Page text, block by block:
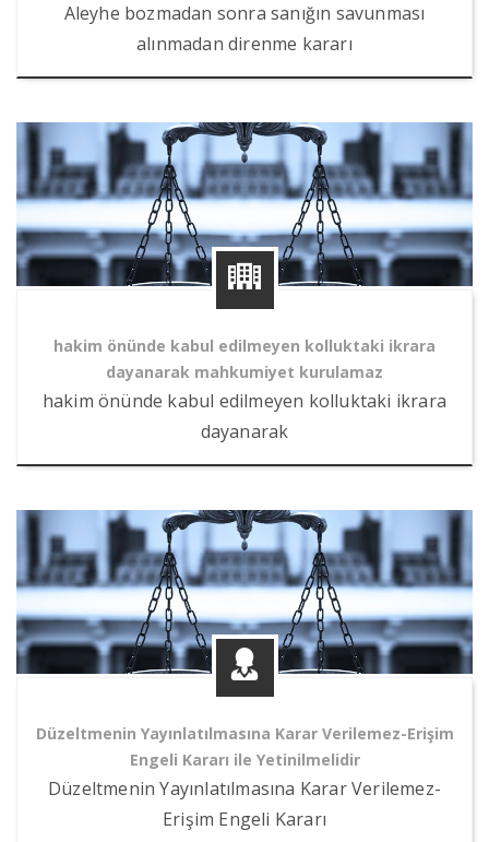
Aleyhe bozmadan sonra sanığın savunması
alınmadan direnme kararı
hakim önünde kabul edilmeyen kolluktaki ikrara
dayanarak mahkumiyet kurulamaz
hakim önünde kabul edilmeyen kolluktaki ikrara
dayanarak
Düzeltmenin Yayınlatılmasına Karar Verilemez-Erişim
Engeli Kararı ile Yetinilmelidir
Düzeltmenin Yayınlatılmasına Karar Verilemez-
Erişim Engeli Kararı